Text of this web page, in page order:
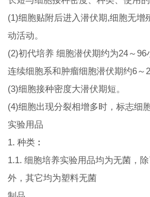
(1)细胞贴附后进入潜伏期,细胞无增
动活动。
(2)初代培养 细胞潜伏期约为24～96
连续细胞系和肿瘤细胞潜伏期约6～
(3)细胞接种密度大潜伏期短。
(4)细胞出现分裂相增多时，标志细
实验用品
1. 种类︰
1.1. 细胞培养实验用品均为无菌，
外，其它均为塑料无菌